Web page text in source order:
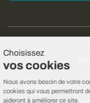
Choisissez
vos cookies
Nous avons besoin de votre
cookies qui vous
aideront à améliorer ce site.